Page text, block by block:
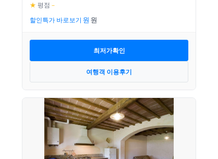
★ 평점 –
할인특가 바로보기
최저가확인
여행객 이용후기